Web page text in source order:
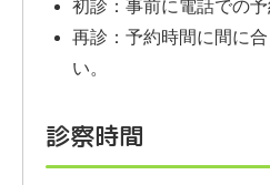
初診：事前に電話での予
再診：予約時間に間に
い。
診察時間